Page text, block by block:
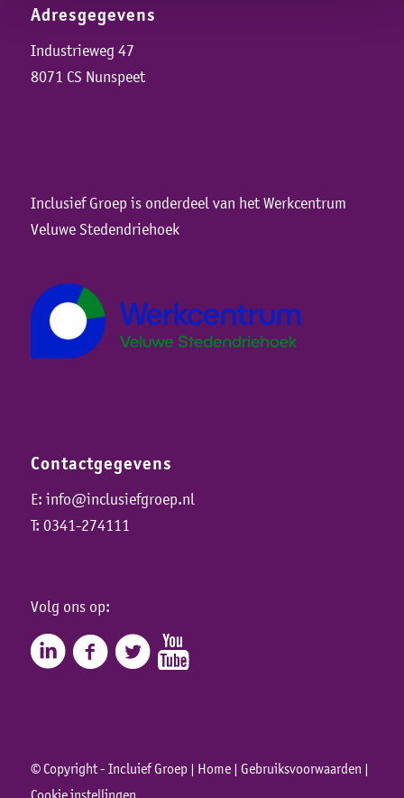
Adresgegevens
Industrieweg 47
8071 CS Nunspeet
Inclusief Groep is onderdeel van het Werkcentrum
Veluwe Stedendriehoek
Contactgegevens
E: info@inclusiefgroep.nl
T: 0341-274111
Volg ons op:
© Copyright - Incluief Groep | Home| Gebruiksvoorwaarden |
Cookie instellingen